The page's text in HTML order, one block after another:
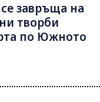
завръща на
творби
по Южното